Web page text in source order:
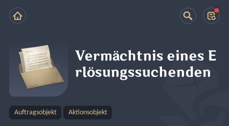
Vermächtnis eines E
rlösungssuchenden
Auftragsobjekt Aktionsobjekt